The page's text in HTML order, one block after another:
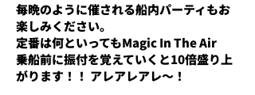
毎晩のように催される船内パーティもお
楽しみください。​
定番は何といってもMagic In The Air
​乗船前に振付を覚えていくと10倍盛り上
がります！！ アレアレアレ～！